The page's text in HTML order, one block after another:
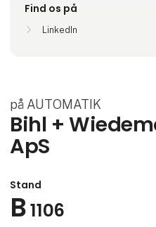
Find os på
LinkedIn
på AUTOMATIK
Bihl +
ApS
Stand
B1106